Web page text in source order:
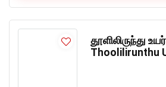
தூளிலிருந்து
Thoolilirunthu